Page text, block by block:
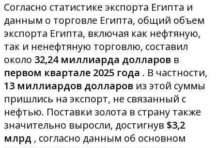
Согласно статистике экспорта Египта и
данным о торговле Египта, общий объем
экспорта Египта, включая как нефтяную,
так и ненефтяную торговлю, составил
около 32,24 миллиарда долларов в
первом квартале 2025 года . В частности,
13 миллиардов долларов из этой суммы
пришлись на экспорт, не связанный с
нефтью. Поставки золота в страну также
значительно выросли, достигнув $3,2
млрд , согласно данным об основном